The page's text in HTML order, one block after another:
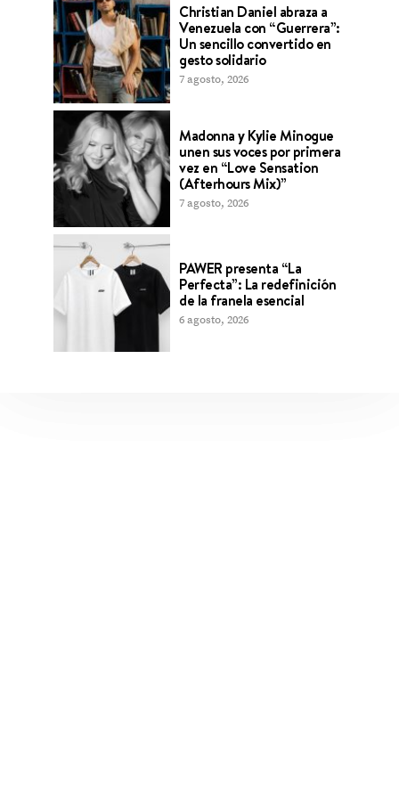
Christian Daniel abraza a
Venezuela con “Guerrera”:
Un sencillo convertido en
gesto solidario
7 agosto, 2026
Madonna y Kylie Minogue
unen sus voces por primera
vez en “Love Sensation
(Afterhours Mix)”
7 agosto, 2026
PAWER presenta “La
Perfecta”: La redefinición
de la franela esencial
6 agosto, 2026